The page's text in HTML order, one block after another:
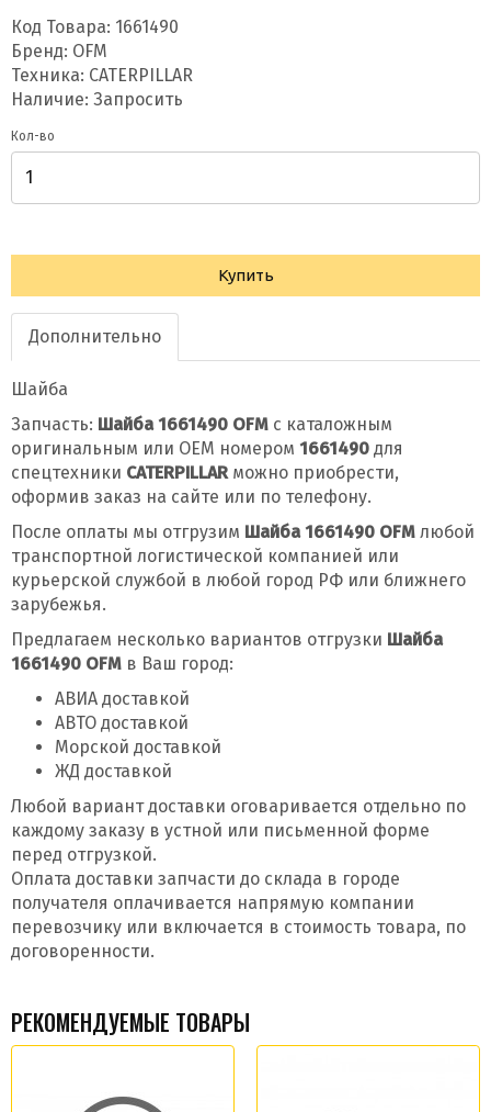
Код Товара: 1661490
Бренд: OFM
Техника: CATERPILLAR
Наличие: Запросить
Кол-во
Купить
Дополнительно
Шайба
Запчасть: Шайба 1661490 OFM с каталожным
оригинальным или OEM номером 1661490 для
спецтехники CATERPILLAR можно приобрести,
оформив заказ на сайте или по телефону.
После оплаты мы отгрузим Шайба 1661490 OFM любой
транспортной логистической компанией или
курьерской службой в любой город РФ или ближнего
зарубежья.
Предлагаем несколько вариантов отгрузки Шайба
1661490 OFM в Ваш город:
АВИА доставкой
АВТО доставкой
Морской доставкой
ЖД доставкой
Любой вариант доставки оговаривается отдельно по
каждому заказу в устной или письменной форме
перед отгрузкой.
Оплата доставки запчасти до склада в городе
получателя оплачивается напрямую компании
перевозчику или включается в стоимость товара, по
договоренности.
РЕКОМЕНДУЕМЫЕ ТОВАРЫ